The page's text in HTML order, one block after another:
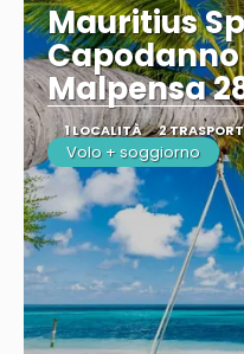
Mauritius
Malpensa
1 LOCALITÀ 2
Volo + soggiorno